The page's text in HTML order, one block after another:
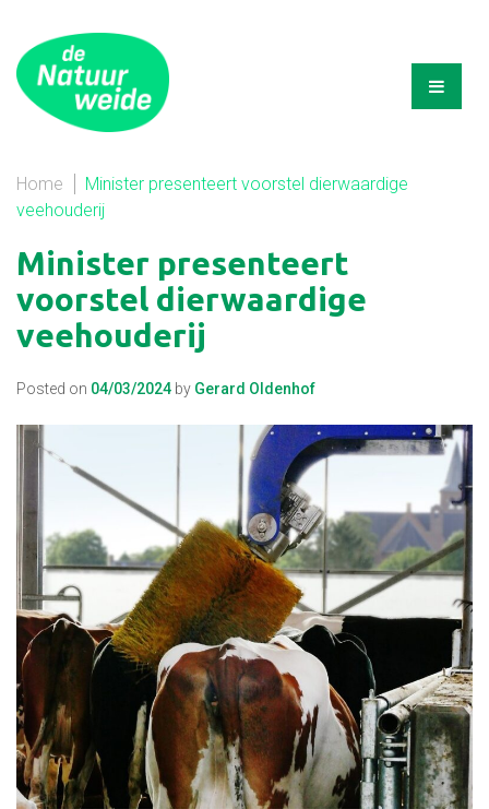
Home
Minister presenteert voorstel dierwaardige
veehouderij
Minister presenteert
voorstel dierwaardige
veehouderij
Posted on 04/03/2024 by Gerard Oldenhof